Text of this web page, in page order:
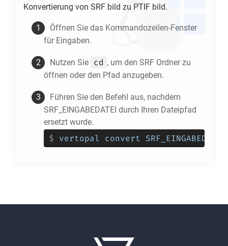
Konvertierung von SRF bild zu PTIF bild.
Öffnen Sie das Kommandozeilen-Fenster
für Eingaben.
Nutzen Sie cd , um den SRF Ordner zu
öffnen oder den Pfad anzugeben.
Führen Sie den Befehl aus, nachdem
SRF_EINGABEDATEI durch Ihren Dateipfad
ersetzt wurde.
$ vertopal convert